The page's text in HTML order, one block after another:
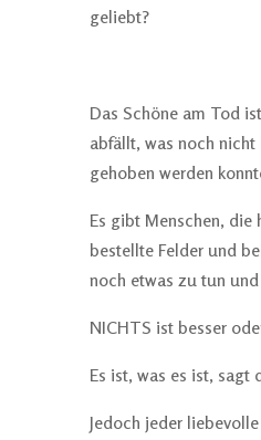
geliebt?
Das Schöne am Tod
abfällt, was noch
gehoben werden
Es gibt Menschen, die
bestellte Felder und
noch etwas zu tun
NICHTS ist besser
Es ist, was es ist, sagt
Jedoch jeder